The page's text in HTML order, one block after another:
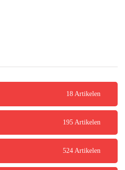
18 Artikelen
195 Artikelen
524 Artikelen